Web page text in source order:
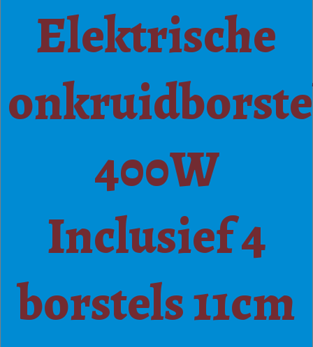
Elektrische
400W
Inclusief 4
borstels 11cm